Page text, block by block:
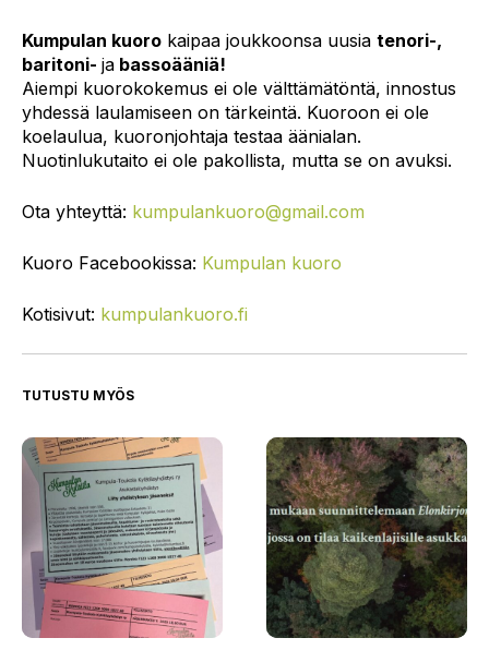
Kumpulan kuoro kaipaa joukkoonsa uusia tenori-,
baritoni- ja bassoääniä!
Aiempi kuorokokemus ei ole välttämätöntä, innostus
yhdessä laulamiseen on tärkeintä. Kuoroon ei ole
koelaulua, kuoronjohtaja testaa äänialan.
Nuotinlukutaito ei ole pakollista, mutta se on avuksi.
Ota yhteyttä: kumpulankuoro@gmail.com
Kuoro Facebookissa: Kumpulan kuoro
Kotisivut: kumpulankuoro.fi
TUTUSTU MYÖS